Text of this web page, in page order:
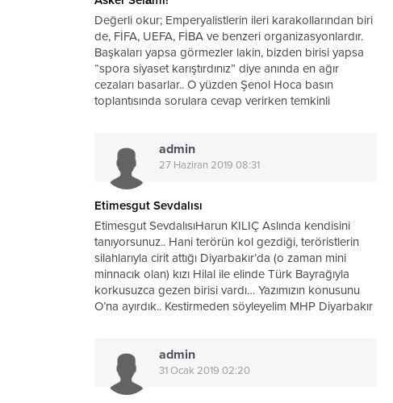
Değerli okur; Emperyalistlerin ileri karakollarından biri
de, FİFA, UEFA, FİBA ve benzeri organizasyonlardır.
Başkaları yapsa görmezler lakin, bizden birisi yapsa
“spora siyaset karıştırdınız” diye anında en ağır
cezaları basarlar.. O yüzden Şenol Hoca basın
toplantısında sorulara cevap verirken temkinli
admin
27 Haziran 2019 08:31
Etimesgut Sevdalısı
Etimesgut SevdalısıHarun KILIÇ Aslında kendisini
tanıyorsunuz.. Hani terörün kol gezdiği, teröristlerin
silahlarıyla cirit attığı Diyarbakır’da (o zaman mini
minnacık olan) kızı Hilal ile elinde Türk Bayrağıyla
korkusuzca gezen birisi vardı… Yazımızın konusunu
O’na ayırdık.. Kestirmeden söyleyelim MHP Diyarbakır
admin
31 Ocak 2019 02:20